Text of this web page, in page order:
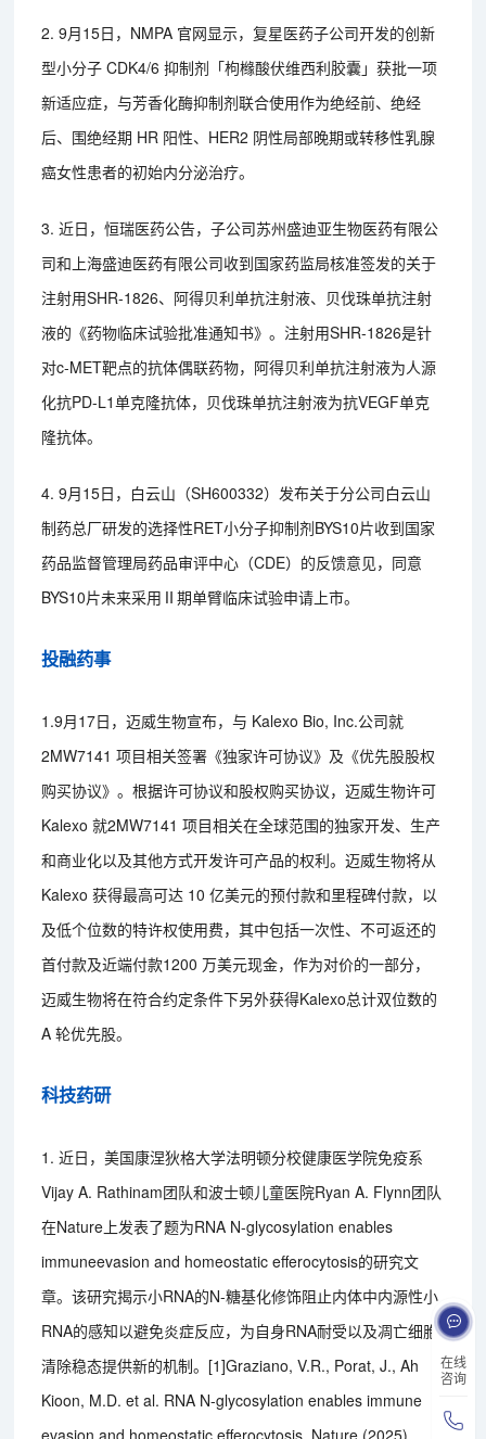
在线
咨询
2. 9月15日，NMPA 官网显示，复星医药子公司开发的创新
型小分子 CDK4/6 抑制剂「枸橼酸伏维西利胶囊」获批一项
新适应症，与芳香化酶抑制剂联合使用作为绝经前、绝经
后、围绝经期 HR 阳性、HER2 阴性局部晚期或转移性乳腺
癌女性患者的初始内分泌治疗。
3. 近日，恒瑞医药公告，子公司苏州盛迪亚生物医药有限公
司和上海盛迪医药有限公司收到国家药监局核准签发的关于
注射用SHR-1826、阿得贝利单抗注射液、贝伐珠单抗注射
液的《药物临床试验批准通知书》。注射用SHR-1826是针
对c-MET靶点的抗体偶联药物，阿得贝利单抗注射液为人源
化抗PD-L1单克隆抗体，贝伐珠单抗注射液为抗VEGF单克
隆抗体。
4. 9月15日，白云山（SH600332）发布关于分公司白云山
制药总厂研发的选择性RET小分子抑制剂BYS10片收到国家
药品监督管理局药品审评中心（CDE）的反馈意见，同意
BYS10片未来采用Ⅱ期单臂临床试验申请上市。
投融药事
1.9月17日，迈威生物宣布，与 Kalexo Bio, Inc.公司就
2MW7141 项目相关签署《独家许可协议》及《优先股股权
购买协议》。根据许可协议和股权购买协议，迈威生物许可
Kalexo 就2MW7141 项目相关在全球范围的独家开发、生产
和商业化以及其他方式开发许可产品的权利。迈威生物将从
Kalexo 获得最高可达 10 亿美元的预付款和里程碑付款，以
及低个位数的特许权使用费，其中包括一次性、不可返还的
首付款及近端付款1200 万美元现金，作为对价的一部分，
迈威生物将在符合约定条件下另外获得Kalexo总计双位数的
A 轮优先股。
科技药研
1. 近日，美国康涅狄格大学法明顿分校健康医学院免疫系
Vijay A. Rathinam团队和波士顿儿童医院Ryan A. Flynn团队
在Nature上发表了题为RNA N-glycosylation enables
immuneevasion and homeostatic efferocytosis的研究文
章。该研究揭示小RNA的N-糖基化修饰阻止内体中内源性小
RNA的感知以避免炎症反应，为自身RNA耐受以及凋亡细胞
清除稳态提供新的机制。[1]Graziano, V.R., Porat, J., Ah
Kioon, M.D. et al. RNA N-glycosylation enables immune
evasion and homeostatic efferocytosis. Nature (2025).